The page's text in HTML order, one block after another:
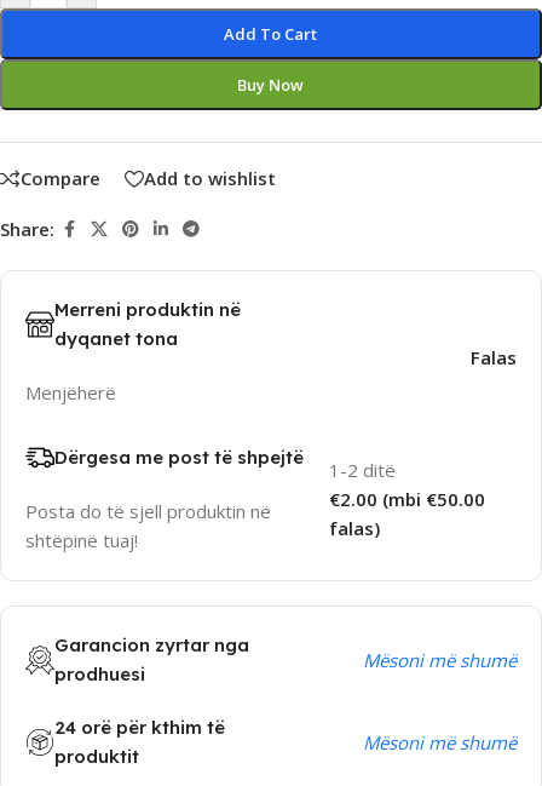
Add To Cart
Buy Now
Compare Add to wishlist
Share:
Merreni produktin në
dyqanet tona
Menjëherë
Falas
Dërgesa me post të shpejtë
Posta do të sjell produktin në
shtëpinë tuaj!
1-2 ditë
€2.00 (mbi €50.00
falas)
Garancion zyrtar nga
prodhuesi
Mësoni më shumë
24 orë për kthim të
produktit
Mësoni më shumë